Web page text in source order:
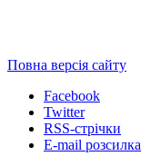
Повна версія сайту
Facebook
Twitter
RSS-стрічки
E-mail розсилка